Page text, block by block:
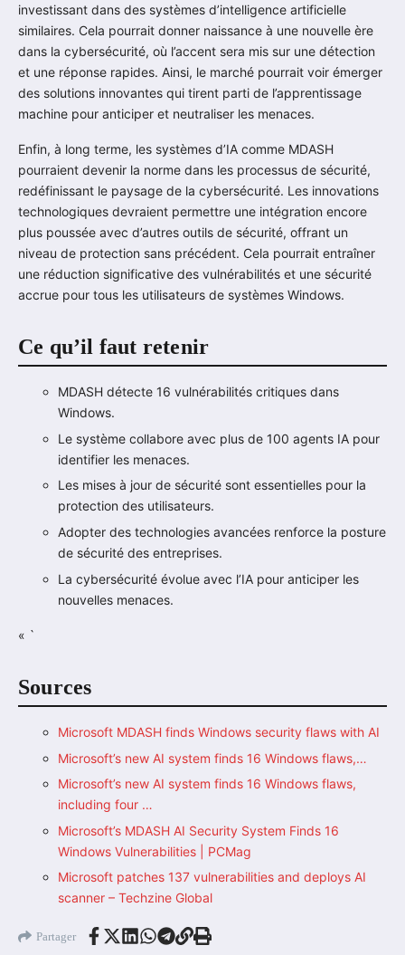
investissant dans des systèmes d’intelligence artificielle
similaires. Cela pourrait donner naissance à une nouvelle ère
dans la cybersécurité, où l’accent sera mis sur une détection
et une réponse rapides. Ainsi, le marché pourrait voir émerger
des solutions innovantes qui tirent parti de l’apprentissage
machine pour anticiper et neutraliser les menaces.
Enfin, à long terme, les systèmes d’IA comme MDASH
pourraient devenir la norme dans les processus de sécurité,
redéfinissant le paysage de la cybersécurité. Les innovations
technologiques devraient permettre une intégration encore
plus poussée avec d’autres outils de sécurité, offrant un
niveau de protection sans précédent. Cela pourrait entraîner
une réduction significative des vulnérabilités et une sécurité
accrue pour tous les utilisateurs de systèmes Windows.
Ce qu’il faut retenir
MDASH détecte 16 vulnérabilités critiques dans
Windows.
Le système collabore avec plus de 100 agents IA pour
identifier les menaces.
Les mises à jour de sécurité sont essentielles pour la
protection des utilisateurs.
Adopter des technologies avancées renforce la posture
de sécurité des entreprises.
La cybersécurité évolue avec l’IA pour anticiper les
nouvelles menaces.
« `
Sources
Microsoft MDASH finds Windows security flaws with AI
Microsoft’s new AI system finds 16 Windows flaws,…
Microsoft’s new AI system finds 16 Windows flaws,
including four …
Microsoft’s MDASH AI Security System Finds 16
Windows Vulnerabilities | PCMag
Microsoft patches 137 vulnerabilities and deploys AI
scanner – Techzine Global
Partager